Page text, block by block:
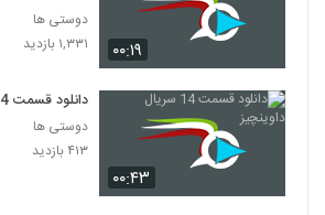
۰۰:۱۹
دوستی ها
۱,۳۳۱ بازدید
۰۰:۴۳
دانلود قسمت 14 سریال داوینچیز
دوستی ها
۴۱۳ بازدید